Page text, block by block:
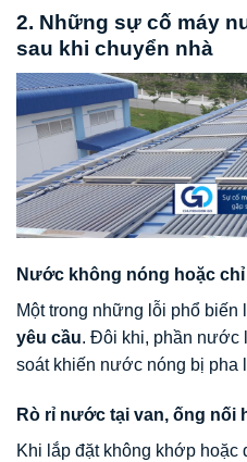
2. Những sự cố máy
sau khi chuyển nhà
Nước không nóng hoặc chỉ
Một trong những lỗi phổ biến
yêu cầu. Đôi khi, phần nước
soát khiến nước nóng bị pha
Rò rỉ nước tại van, ống nối
Khi lắp đặt không khớp hoặc